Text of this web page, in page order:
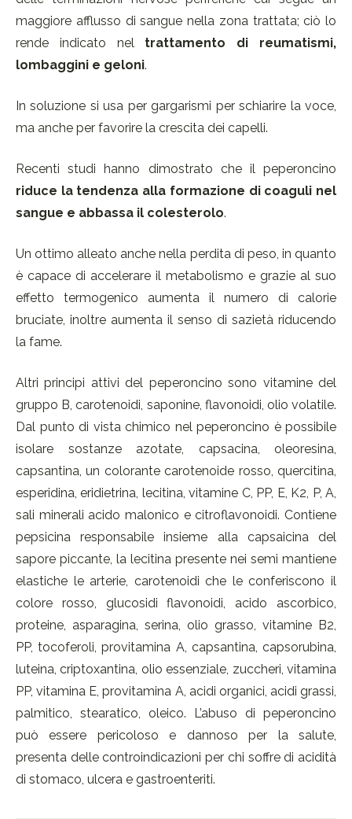
maggiore afflusso di sangue nella zona trattata; ciò lo
rende indicato nel trattamento di reumatismi,
lombaggini e geloni.
In soluzione si usa per gargarismi per schiarire la voce,
ma anche per favorire la crescita dei capelli.
Recenti studi hanno dimostrato che il peperoncino
riduce la tendenza alla formazione di coaguli nel
sangue e abbassa il colesterolo.
Un ottimo alleato anche nella perdita di peso, in quanto
è capace di accelerare il metabolismo e grazie al suo
effetto termogenico aumenta il numero di calorie
bruciate, inoltre aumenta il senso di sazietà riducendo
la fame.
Altri principi attivi del peperoncino sono vitamine del
gruppo B, carotenoidi, saponine, flavonoidi, olio volatile.
Dal punto di vista chimico nel peperoncino è possibile
isolare sostanze azotate, capsacina, oleoresina,
capsantina, un colorante carotenoide rosso, quercitina,
esperidina, eridietrina, lecitina, vitamine C, PP, E, K2, P, A,
sali minerali acido malonico e citroflavonoidi. Contiene
pepsicina responsabile insieme alla capsaicina del
sapore piccante, la lecitina presente nei semi mantiene
elastiche le arterie, carotenoidi che le conferiscono il
colore rosso, glucosidi flavonoidi, acido ascorbico,
proteine, asparagina, serina, olio grasso, vitamine B2,
PP, tocoferoli, provitamina A, capsantina, capsorubina,
luteina, criptoxantina, olio essenziale, zuccheri, vitamina
PP, vitamina E, provitamina A, acidi organici, acidi grassi,
palmitico, stearatico, oleico. L’abuso di peperoncino
può essere pericoloso e dannoso per la salute,
presenta delle controindicazioni per chi soffre di acidità
di stomaco, ulcera e gastroenteriti.